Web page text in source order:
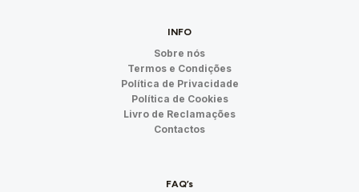
INFO
Sobre nós
Termos e Condições
Política de Privacidade
Política de Cookies
Livro de Reclamações
Contactos
FAQ’s